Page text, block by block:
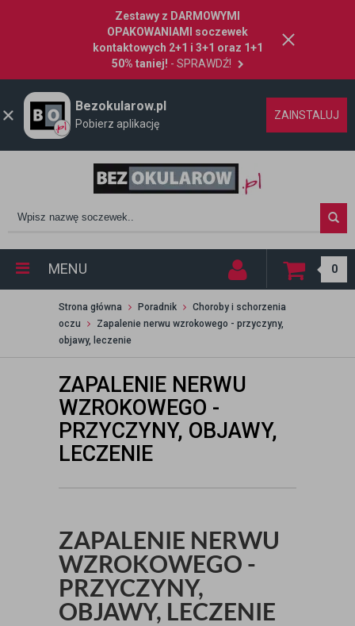
Zestawy z DARMOWYMI
OPAKOWANIAMI soczewek
kontaktowych 2+1 i 3+1 oraz 1+1
50% taniej! - SPRAWDŹ!
Bezokularow.pl
Pobierz aplikację
ZAINSTALUJ
MENU 0
Strona główna Poradnik
Choroby i schorzenia
oczu
Zapalenie nerwu wzrokowego - przyczyny,
objawy, leczenie
ZAPALENIE NERWU
WZROKOWEGO -
PRZYCZYNY, OBJAWY,
LECZENIE
ZAPALENIE NERWU
WZROKOWEGO -
PRZYCZYNY,
OBJAWY, LECZENIE